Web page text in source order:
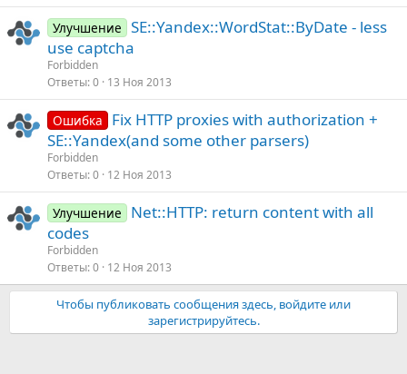
Улучшение SE::Yandex::WordStat::ByDate - less
use captcha
Forbidden
Ответы 0 13 Ноя 2013
Ошибка
Fix HTTP proxies with authorization +
SE::Yandex(and some other parsers)
Forbidden
Ответы 0 12 Ноя 2013
Улучшение
Net::HTTP: return content with all
codes
Forbidden
Ответы 0 12 Ноя 2013
Чтобы публиковать сообщения здесь, войдите или
зарегистрируйтесь.